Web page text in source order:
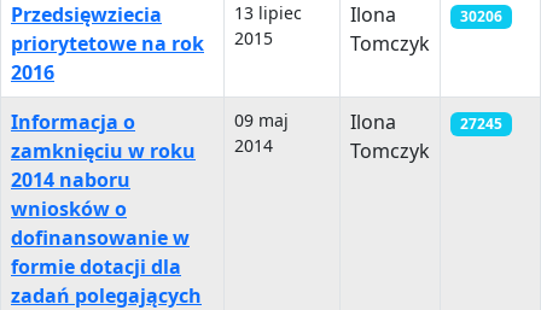
Przedsięwziecia
priorytetowe na rok
2016
13 lipiec
2015
Ilona
Tomczyk
30206
Informacja o
zamknięciu w roku
2014 naboru
wniosków o
dofinansowanie w
formie dotacji dla
zadań polegających
09 maj
2014
Ilona
Tomczyk
27245